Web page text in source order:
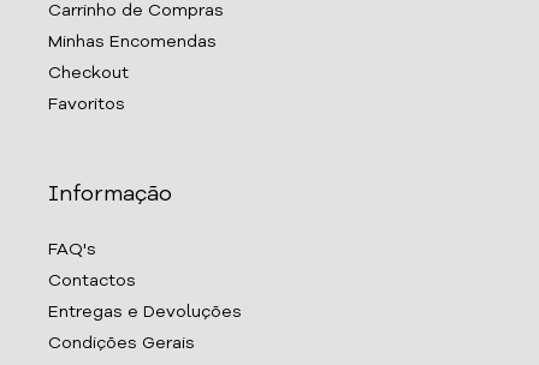
Carrinho de Compras
Minhas Encomendas
Checkout
Favoritos
Informação
FAQ's
Contactos
Entregas e Devoluções
Condições Gerais